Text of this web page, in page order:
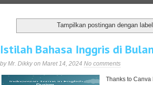
Tampilkan postingan dengan
Istilah Bahasa Inggris di
by Mr. Dikky on Maret 14, 2024 No comments
Thanks to